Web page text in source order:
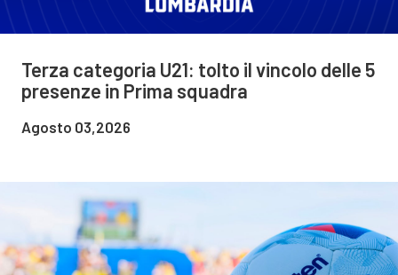
Terza categoria U21: tolto il vincolo delle 5
presenze in Prima squadra
Agosto 03,2026